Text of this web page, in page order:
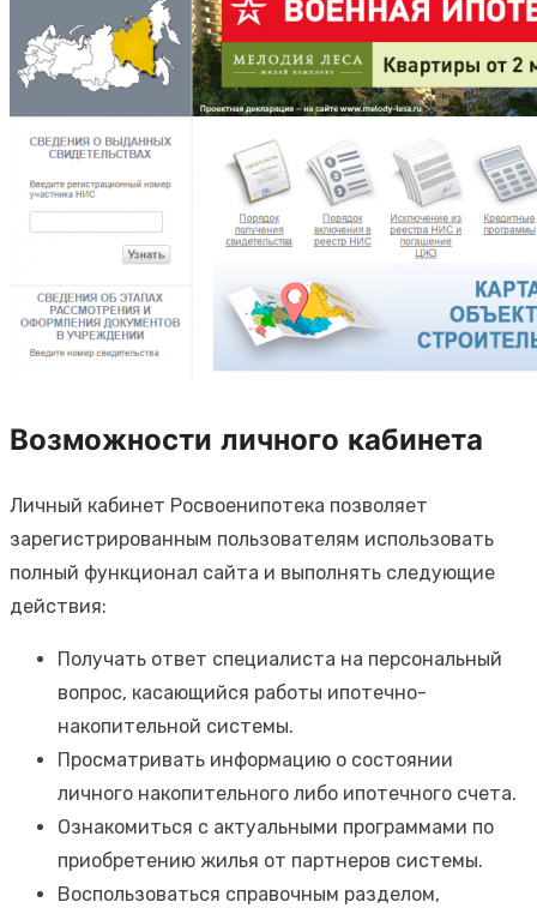
Возможности личного кабинета
Личный кабинет Росвоенипотека позволяет
зарегистрированным пользователям использовать
полный функционал сайта и выполнять следующие
действия:
Получать ответ специалиста на персональный
вопрос, касающийся работы ипотечно-
накопительной системы.
Просматривать информацию о состоянии
личного накопительного либо ипотечного счета.
Ознакомиться с актуальными программами по
приобретению жилья от партнеров системы.
Воспользоваться справочным разделом,